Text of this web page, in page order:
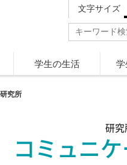
文字サイズ
学生の生活 学
究所
研
コミュニ